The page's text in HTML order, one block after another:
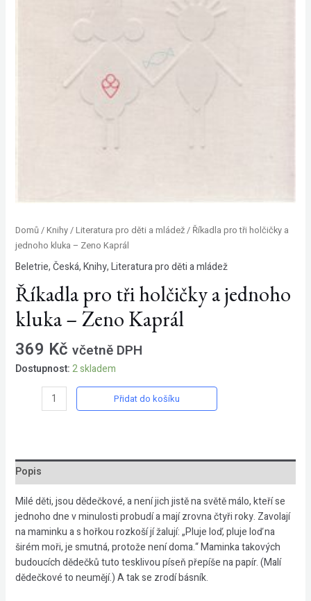
Domů/Knihy/Literatura pro děti a mládež/ Říkadla pro tři holčičky a
jednoho kluka – Zeno Kaprál
Beletrie,Česká,Knihy,Literatura pro děti a mládež
Říkadla pro tři holčičky a jednoho
kluka – Zeno Kaprál
369 Kč včetně DPH
Dostupnost:2 skladem
jednoho
kluka
-
Zeno
Kaprál
množství
Přidat do košíku
Popis
Milé děti, jsou dědečkové, a není jich jistě na světě málo, kteří se
jednoho dne v minulosti probudí a mají zrovna čtyři roky. Zavolají
na maminku a s hořkou rozkoší jí žalují: „Pluje loď, pluje loď na
širém moři, je smutná, protože není doma.“ Maminka takových
budoucích dědečků tuto tesklivou píseň přepíše na papír. (Malí
dědečkové to neumějí.) A tak se zrodí básník.